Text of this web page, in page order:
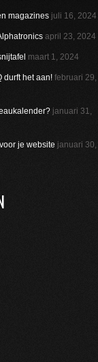
magazines juli 16, 2024
april 23, 2024
maart 1, 2024
durft het aan! februari 29,
januari 31,
je website januari 30,